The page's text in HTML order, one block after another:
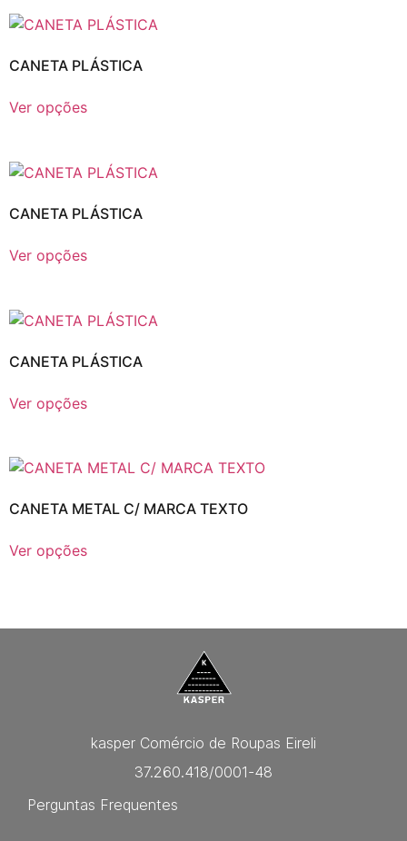
CANETA PLÁSTICA
Ver opções
CANETA PLÁSTICA
Ver opções
CANETA PLÁSTICA
Ver opções
CANETA METAL C/ MARCA TEXTO
Ver opções
kasper Comércio de Roupas Eireli
37.260.418/0001-48
Perguntas Frequentes